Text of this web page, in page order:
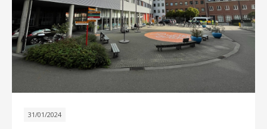
31/01/2024